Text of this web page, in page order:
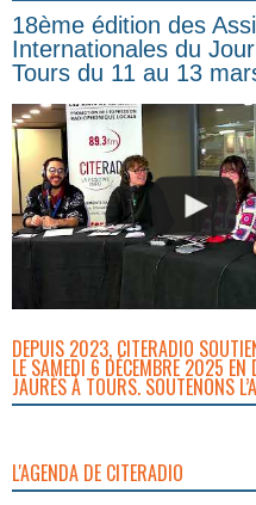
18ème édition des
Internationales du
Tours du 11 au 13
DEPUIS 2023, CITERADIO
LE SAMEDI 6 DÉCEMBRE 2025 EN
JAURÈS À TOURS. SOUTENONS
L'AGENDA DE CITERADIO